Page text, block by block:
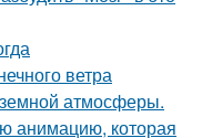
ветра
атмосферы.
анимацию, которая